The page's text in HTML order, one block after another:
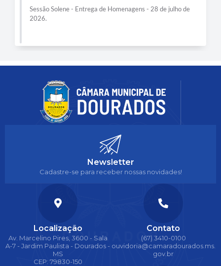
Sessão Solene - Entrega de Homenagens - 28 de julho de
2026.
Newsletter
Cadastre-se para receber nossas novidades!
Localização
Av. Marcelino Pires, 3600 - Sala
A-7 - Jardim Paulista - Dourados -
MS
CEP: 79830-150
Contato
(67) 3410-0100
ouvidoria@camaradourados.ms.
gov.br